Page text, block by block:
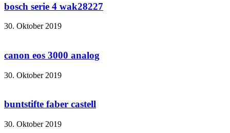
bosch serie 4 wak28227
30. Oktober 2019
canon eos 3000 analog
30. Oktober 2019
buntstifte faber castell
30. Oktober 2019